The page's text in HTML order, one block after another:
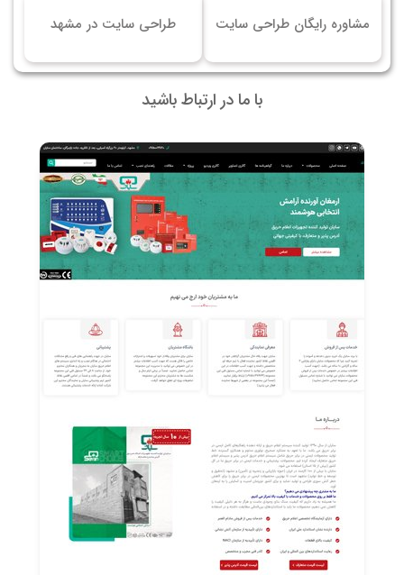
مشاوره رایگان طراحی سایت طراحی سایت در مشهد
با ما در ارتباط باشید